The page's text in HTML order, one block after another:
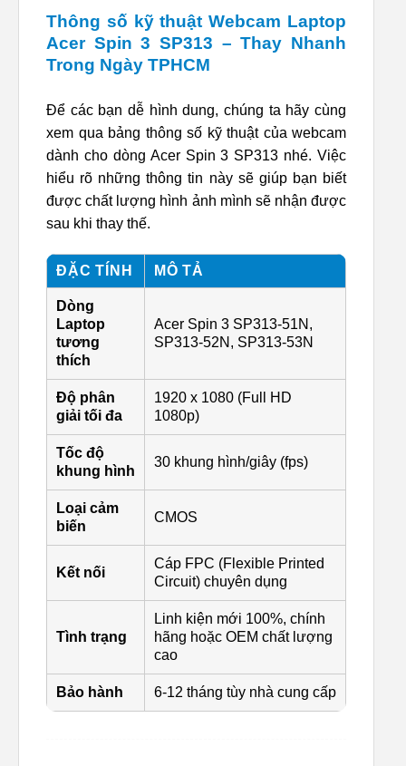
Thông số kỹ thuật Webcam Laptop
Acer Spin 3 SP313 – Thay Nhanh
Trong Ngày TPHCM
Để các bạn dễ hình dung, chúng ta hãy cùng
xem qua bảng thông số kỹ thuật của webcam
dành cho dòng Acer Spin 3 SP313 nhé. Việc
hiểu rõ những thông tin này sẽ giúp bạn biết
được chất lượng hình ảnh mình sẽ nhận được
sau khi thay thế.
ĐẶC TÍNH MÔ TẢ
Dòng
Laptop
tương
thích
Acer Spin 3 SP313-51N,
SP313-52N, SP313-53N
Độ phân
giải tối đa
1920 x 1080 (Full HD
1080p)
Tốc độ
khung hình
30 khung hình/giây (fps)
Loại cảm
biến
CMOS
Kết nối
Cáp FPC (Flexible Printed
Circuit) chuyên dụng
Tình trạng
Linh kiện mới 100%, chính
hãng hoặc OEM chất lượng
cao
Bảo hành 6-12 tháng tùy nhà cung cấp